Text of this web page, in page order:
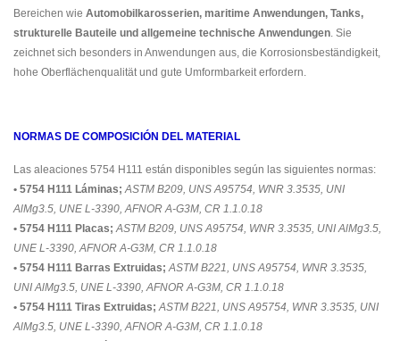
Bereichen wie Automobilkarosserien, maritime Anwendungen, Tanks,
strukturelle Bauteile und allgemeine technische Anwendungen . Sie
zeichnet sich besonders in Anwendungen aus, die Korrosionsbeständigkeit,
hohe Oberflächenqualität und gute Umformbarkeit erfordern.
NORMAS DE COMPOSICIÓN DEL MATERIAL
Las aleaciones 5754 H111 están disponibles según las siguientes normas:
• 5754 H111 Láminas; ASTM B209, UNS A95754, WNR 3.3535, UNI
AlMg3.5, UNE L-3390, AFNOR A-G3M, CR 1.1.0.18
• 5754 H111 Placas; ASTM B209, UNS A95754, WNR 3.3535, UNI AlMg3.5,
UNE L-3390, AFNOR A-G3M, CR 1.1.0.18
• 5754 H111 Barras Extruidas; ASTM B221, UNS A95754, WNR 3.3535,
UNI AlMg3.5, UNE L-3390, AFNOR A-G3M, CR 1.1.0.18
• 5754 H111 Tiras Extruidas; ASTM B221, UNS A95754, WNR 3.3535, UNI
AlMg3.5, UNE L-3390, AFNOR A-G3M, CR 1.1.0.18